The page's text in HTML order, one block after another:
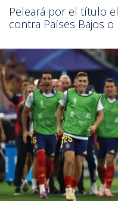
Peleará por el título
contra Países Bajos o